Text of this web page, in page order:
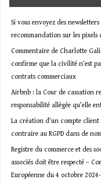
Si vous envoyez des
recommandation sur les pixels
Commentaire de Charlotte
confirme que la civilité n’est
contrats commerciaux
Airbnb : la Cour de cassation
responsabilité allégée qu’elle
La création d’un compte client
contraire au RGPD dans de
Registre du commerce et des
associés doit être respecté –
Européenne du 4 octobre